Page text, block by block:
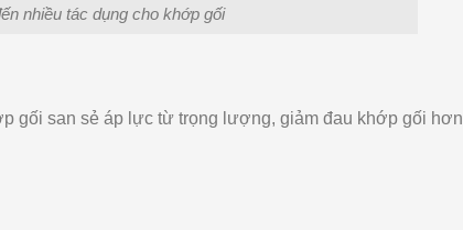
nhiều tác dụng cho khớp gối
gối san sẻ áp lực từ trọng lượng, giảm đau khớp gối hơn